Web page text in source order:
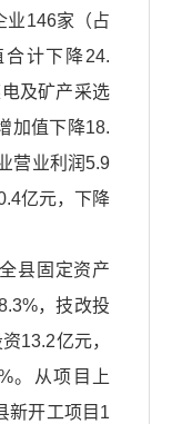
业146家（占
计下降24.
及矿产采选
加值下降18.
营业利润5.9
亿元，下降
县固定资产
，技改投
13.2亿元，
。从项目上
新开工项目1